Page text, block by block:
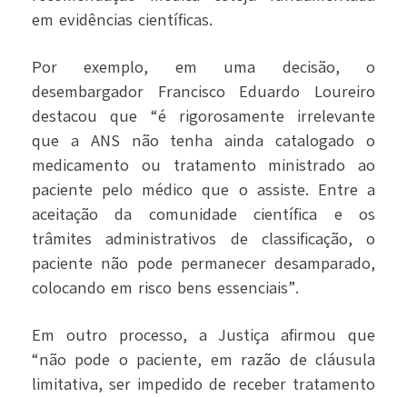
em evidências científicas.
Por exemplo, em uma decisão, o
desembargador Francisco Eduardo Loureiro
destacou que “é rigorosamente irrelevante
que a ANS não tenha ainda catalogado o
medicamento ou tratamento ministrado ao
paciente pelo médico que o assiste. Entre a
aceitação da comunidade científica e os
trâmites administrativos de classificação, o
paciente não pode permanecer desamparado,
colocando em risco bens essenciais”.
Em outro processo, a Justiça afirmou que
“não pode o paciente, em razão de cláusula
limitativa, ser impedido de receber tratamento